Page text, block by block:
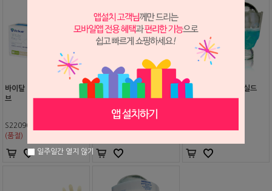
바이탈 이지핏 라텍스 글러
브
S2209061
(품절)
세이프 마스크 아이 실드
(고리형)
일주일간 열지 않기